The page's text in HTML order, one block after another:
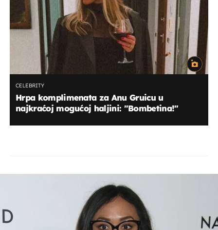
CELEBRITY
Hrpa komplimenata za Anu Gruicu u
najkraćoj mogućoj haljini: "Bombetina!"